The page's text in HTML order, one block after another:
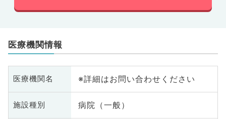
医療機関情報
医療機関名 ※詳細はお問い合わせください
施設種別 病院（一般）